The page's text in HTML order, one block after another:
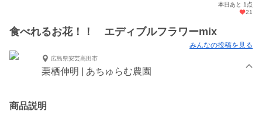
本日あと 1点
21
食べれるお花！！ エディブルフラワーmix
みんなの投稿を見る
広島県安芸高田市
栗栖伸明 | あちゅらむ農園
商品説明